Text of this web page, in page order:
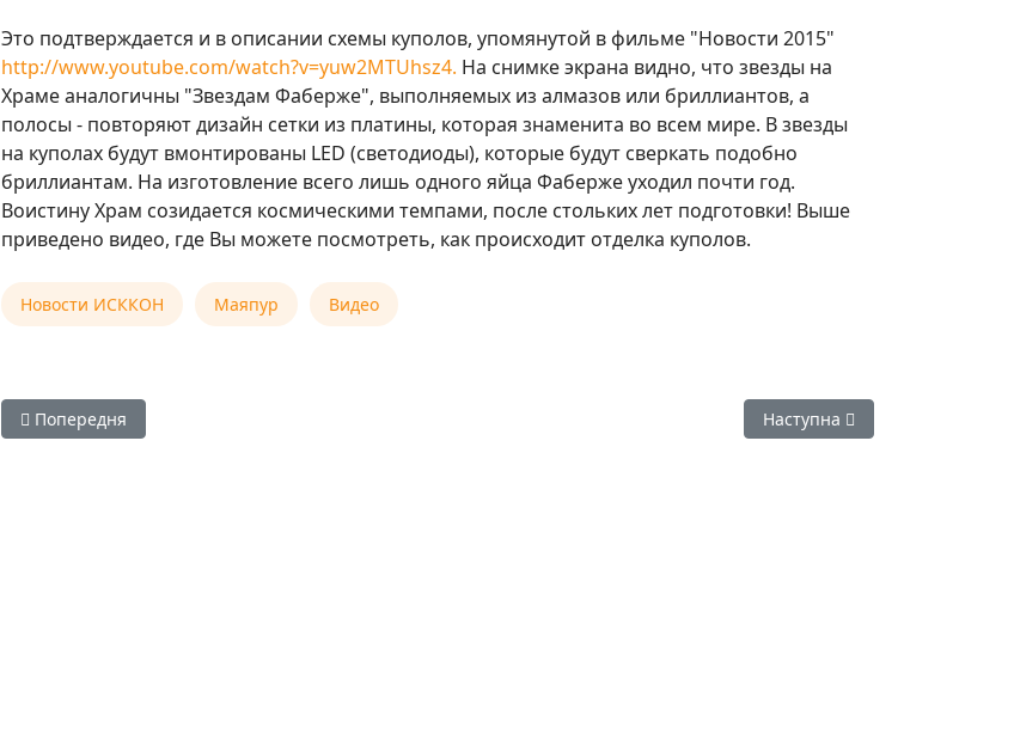
Это подтверждается и в описании схемы куполов, упомянутой в фильме "Новости 2015"
http://www.youtube.com/watch?v=yuw2MTUhsz4. На снимке экрана видно, что звезды на
Храме аналогичны "Звездам Фаберже", выполняемых из алмазов или бриллиантов, а
полосы - повторяют дизайн сетки из платины, которая знаменита во всем мире. В звезды
на куполах будут вмонтированы LED (светодиоды), которые будут сверкать подобно
бриллиантам. На изготовление всего лишь одного яйца Фаберже уходил почти год.
Воистину Храм созидается космическими темпами, после стольких лет подготовки! Выше
приведено видео, где Вы можете посмотреть, как происходит отделка куполов.
Новости ИСККОН Маяпур Видео
Попередня стаття: Празднования в честь 50-летия ИСККОН пройдут в Сиднейском оперном театре
Попередня Наступна стаття: 13.02.16 -
Наступна